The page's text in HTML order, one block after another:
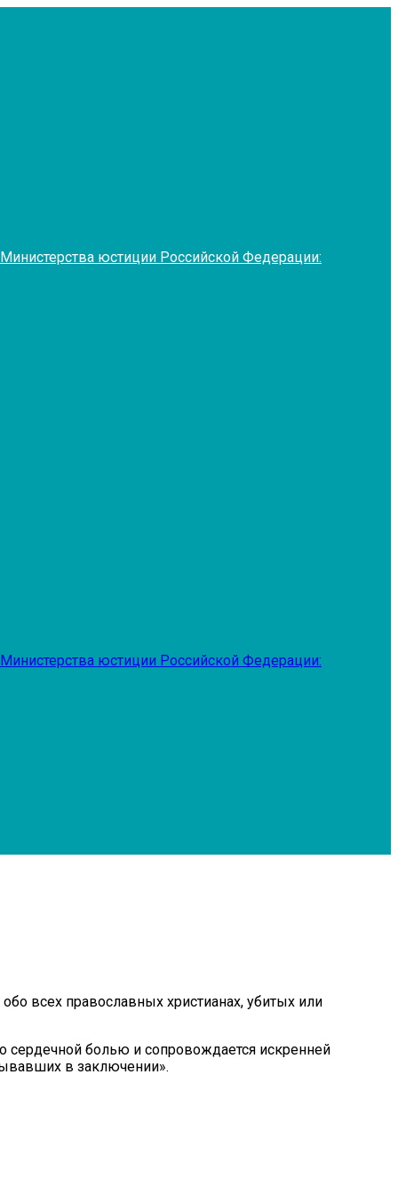
юстиции Российской Федерации:
юстиции Российской Федерации:
всех православных христианах, убитых или
сердечной болью и сопровождается искренней
в заключении».